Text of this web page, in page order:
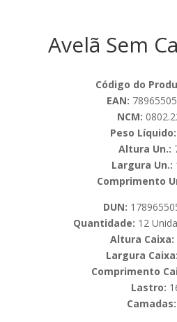
Avelã Sem
Código do
EAN:
NCM:
Peso Líquido:
Altura Un.:
Largura Un.:
Comprimento
DUN:
Quantidade: 12
Altura Caixa:
Largura Caixa:
Comprimento
Lastro:
Camadas: